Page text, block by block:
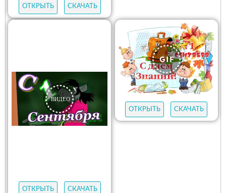
ОТКРЫТЬ СКАЧАТЬ
ОТКРЫТЬ СКАЧАТЬ
ОТКРЫТЬ СКАЧАТЬ